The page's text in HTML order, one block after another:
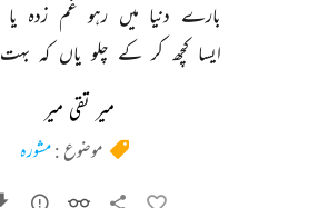
بارے دنیا میں رہو غم زدہ یا
ایسا کچھ کر کے چلو یاں کہ بہت
میر تقی میر
موضوع :مشورہ